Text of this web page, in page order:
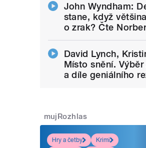
John Wyndham:
stane, když
o zrak? Čte
David Lynch,
Místo snění.
a díle geniálního
mujRozhlas
Hry a četby
Krimi